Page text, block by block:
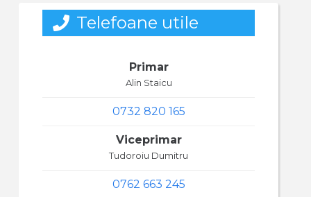
Telefoane utile
Primar
Alin Staicu
0732 820 165
Viceprimar
Tudoroiu Dumitru
0762 663 245